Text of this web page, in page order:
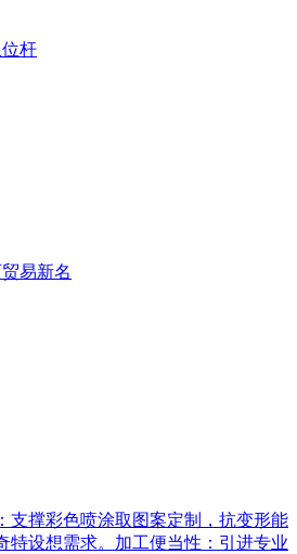
杆
易新名
支撑彩色喷涂取图案定制，抗变形能
特设想需求。加工便当性：引进专业